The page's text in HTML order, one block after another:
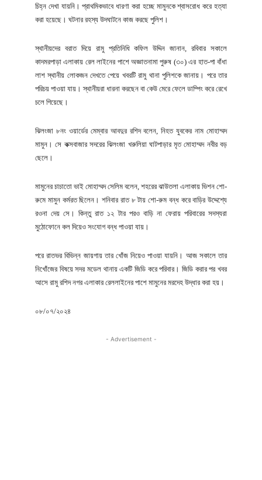
চিহ্ন দেখা যায়নি। প্রাথমিকভাবে ধারণা করা হচ্ছে মামুনকে শ্বাসরোধ করে হত্যা
করা হয়েছে। ঘটনার রহস্য উদঘাটনে কাজ করছে পুলিশ।
স্থানীয়দের বরাত দিয়ে রামু প্রতিনিধি কফিল উদ্দিন জানান, রবিবার সকালে
কাদমরপাড়া এলাকায় রেল লাইনের পাশে অজ্ঞাতনামা পুরুষ (৩০) এর হাত-পা বাঁধা
লাশ স্থানীয় লোকজন দেখতে পেয়ে খবরটি রামু থানা পুলিশকে জানায়। পরে তার
পরিচয় পাওয়া যায়। স্থানীয়রা ধারনা করছেন বা কেউ মেরে ফেলে ডাম্পিং করে রেখে
চলে গিয়েছে।
ঝিলংজা ৮নং ওয়ার্ডের মেম্বার আবদুর রশিদ বলেন, নিহত যুবকের নাম মোহাম্মদ
মামুন। সে কক্সবাজার সদরের ঝিলংজা খরুলিয়া ঘাটপাড়ার মৃত মোহাম্মদ নবীর বড়
ছেলে।
মামুনের চাচাতো ভাই মোহাম্মদ সেলিম বলেন, শহরের ঝাউতলা এলাকায় ভিশন শো-
রুমে মামুন কর্মরত ছিলেন। শনিবার রাত ৮ টায় শো-রুম বন্ধ করে বাড়ির উদ্দেশ্যে
রওনা দেয় সে। কিন্তু রাত ১২ টার পরও বাড়ি না ফেরায় পরিবারের সদস্যরা
মুঠোফোনে কল দিয়েও সংযোগ বন্ধ পাওয়া যায়।
পরে রাতভর বিভিন্ন জায়গায় তার খোঁজ নিয়েও পাওয়া যায়নি। আজ সকালে তার
নিখোঁজের বিষয়ে সদর মডেল থানায় একটি জিডি করে পরিবার। জিডি করার পর খবর
আসে রামু রশিদ নগর এলাকার রেললাইনের পাশে মামুনের মরদেহ উদ্ধার করা হয়।
০৮/০৭/২০২৪
- Advertisement -